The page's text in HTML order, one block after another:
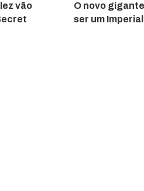
vão
O novo
ser um